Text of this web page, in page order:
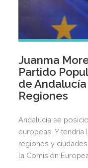
Juanma
Partido
de
Regiones
Andalucía se
europeas. Y tendría la interlocución oficial de todas las
regiones y
la Comisión